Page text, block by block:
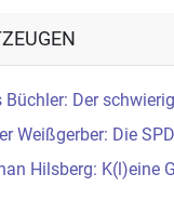
Büchler: Der
Weißgerber: Die
Hilsberg: K(l)eine